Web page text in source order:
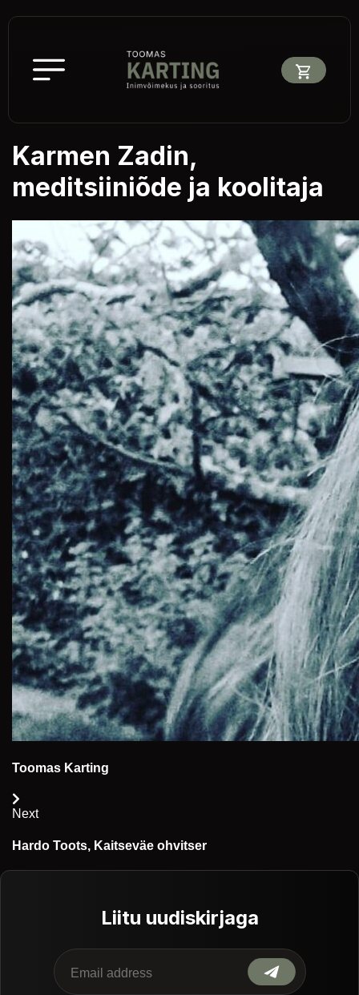
Karmen Zadin,
meditsiiniõde ja koolitaja
Toomas Karting
Next
Hardo Toots, Kaitseväe ohvitser
Liitu uudiskirjaga